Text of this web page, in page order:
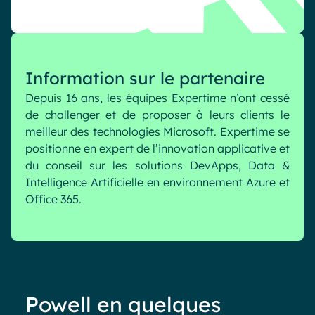
Toutes nos fonctionnalités
Analytique
Personnalisation & design
IA générative
Sécurité & conformité
EnglishFrançaisDeutsch
Information sur le partenaire
Depuis 16 ans, les équipes Expertime n’ont cessé
de challenger et de proposer à leurs clients le
meilleur des technologies Microsoft. Expertime se
positionne en expert de l’innovation applicative et
du conseil sur les solutions DevApps, Data &
Intelligence Artificielle en environnement Azure et
Office 365.
Powell en quelques